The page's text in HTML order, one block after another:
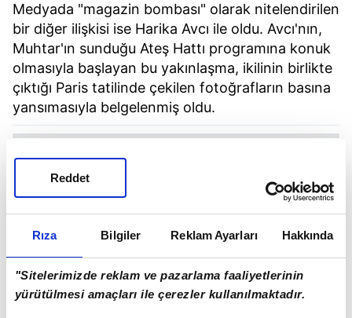
Rıza Bilgiler Reklam Ayarları Hakkında
"Sitelerimizde reklam ve pazarlama faaliyetlerinin
yürütülmesi amaçları ile çerezler kullanılmaktadır.
Reddet
Medyada "magazin bombası" olarak nitelendirilen
bir diğer ilişkisi ise Harika Avcı ile oldu. Avcı'nın,
Muhtar'ın sunduğu Ateş Hattı programına konuk
olmasıyla başlayan bu yakınlaşma, ikilinin birlikte
çıktığı Paris tatilinde çekilen fotoğrafların basına
yansımasıyla belgelenmiş oldu.